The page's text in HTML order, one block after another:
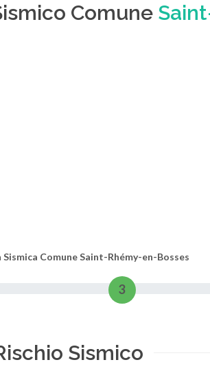
Comune
Sismica Comune Saint-Rhémy-en-Bosses
3
Sismico